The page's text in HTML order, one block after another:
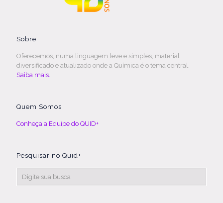
Sobre
Oferecemos, numa linguagem leve e simples, material
diversificado e atualizado onde a Química é o tema central.
Saiba mais.
Quem Somos
Conheça a Equipe do QUID+
Pesquisar no Quid+